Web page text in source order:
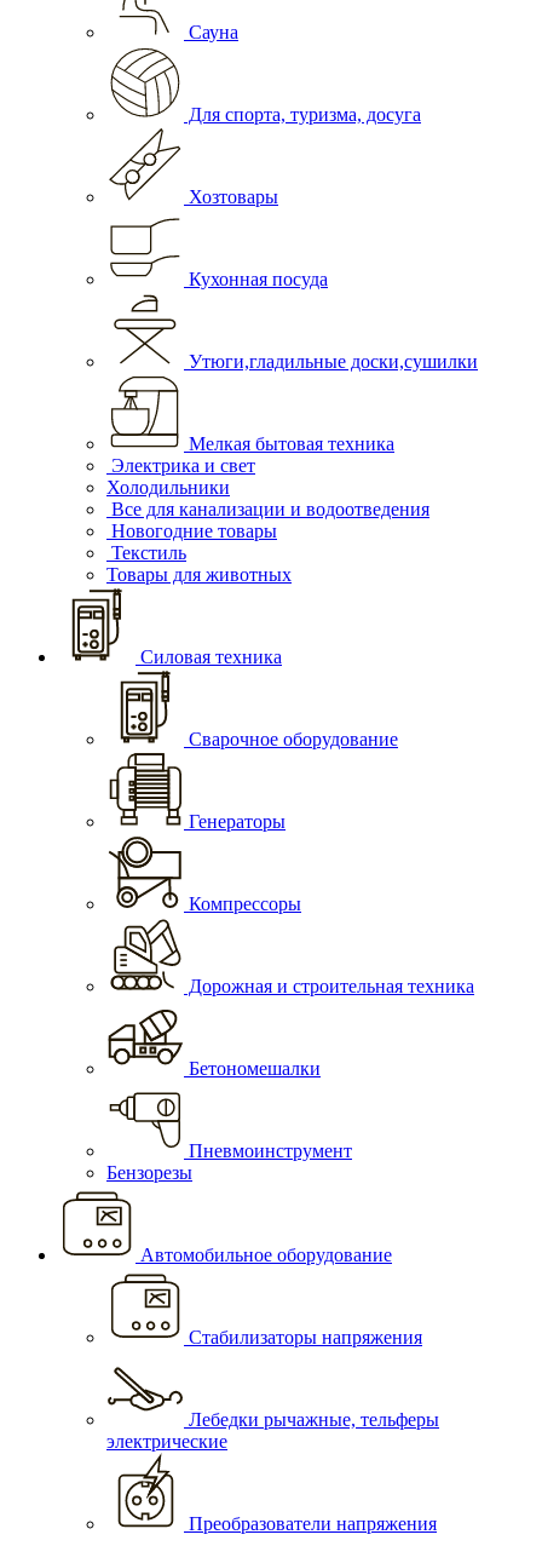
Сауна
Для спорта, туризма, досуга
Хозтовары
Кухонная посуда
Утюги,гладильные доски,сушилки
Мелкая бытовая техника
Электрика и свет
Холодильники
Все для канализации и водоотведения
Новогодние товары
Текстиль
Товары для животных
Силовая техника
Сварочное оборудование
Генераторы
Компрессоры
Дорожная и строительная техника
Бетономешалки
Пневмоинструмент
Бензорезы
Автомобильное оборудование
Стабилизаторы напряжения
Лебедки рычажные, тельферы
электрические
Преобразователи напряжения